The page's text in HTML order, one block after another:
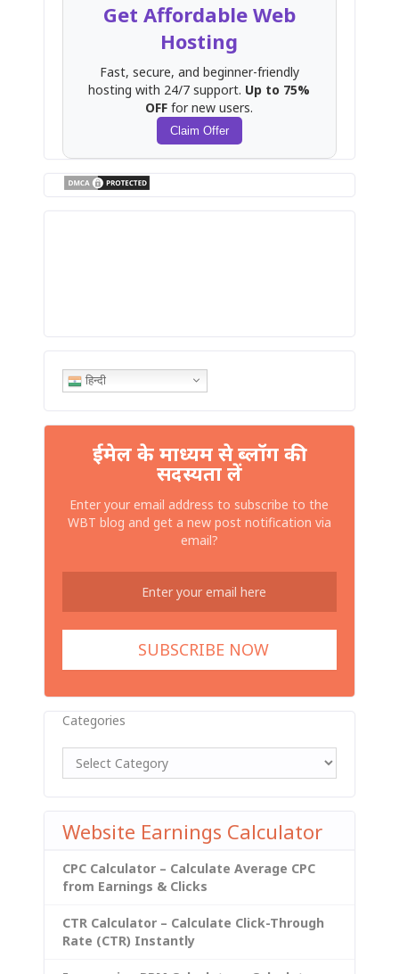
Get Affordable Web
Hosting
Fast, secure, and beginner-friendly
hosting with 24/7 support. Up to 75%
OFF for new users.
Claim Offer
हिन्दी
ईमेल के माध्यम से ब्लॉग की
सदस्यता लें
Enter your email address to subscribe to the
WBT blog and get a new post notification via
email?
Categories
Website Earnings Calculator
CPC Calculator – Calculate Average CPC
from Earnings & Clicks
CTR Calculator – Calculate Click-Through
Rate (CTR) Instantly